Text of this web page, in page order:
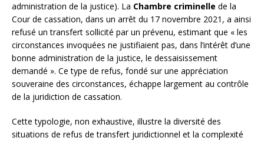
administration de la justice). La Chambre criminelle de la
Cour de cassation, dans un arrêt du 17 novembre 2021, a ainsi
refusé un transfert sollicité par un prévenu, estimant que « les
circonstances invoquées ne justifiaient pas, dans l’intérêt d’une
bonne administration de la justice, le dessaisissement
demandé ». Ce type de refus, fondé sur une appréciation
souveraine des circonstances, échappe largement au contrôle
de la juridiction de cassation.
Cette typologie, non exhaustive, illustre la diversité des
situations de refus de transfert juridictionnel et la complexité